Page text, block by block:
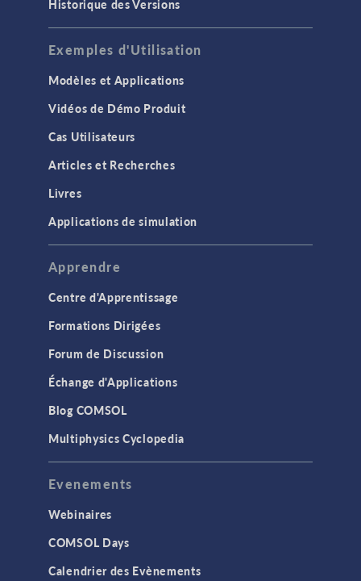
Historique des Versions
Exemples d'Utilisation
Modèles et Applications
Vidéos de Démo Produit
Cas Utilisateurs
Articles et Recherches
Livres
Applications de simulation
Apprendre
Centre d'Apprentissage
Formations Dirigées
Forum de Discussion
Échange d'Applications
Blog COMSOL
Multiphysics Cyclopedia
Evenements
Webinaires
COMSOL Days
Calendrier des Evènements